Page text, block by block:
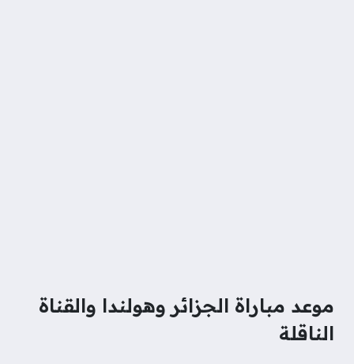
موعد مباراة الجزائر وهولندا والقناة
الناقلة